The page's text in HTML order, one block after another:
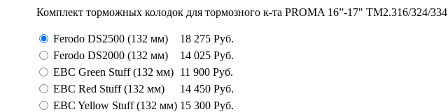
Комплект торможных колодок для тормозного к-та PROMA 16”-17" ТМ2.316/324/334
Ferodo DS2500 (132 мм) 18 275 Руб.
Ferodo DS2000 (132 мм)
14 025 Руб.
EBC Green Stuff (132 мм) 11 900 Руб.
EBC Red Stuff (132 мм)
14 450 Руб.
EBC Yellow Stuff (132 мм) 15 300 Руб.